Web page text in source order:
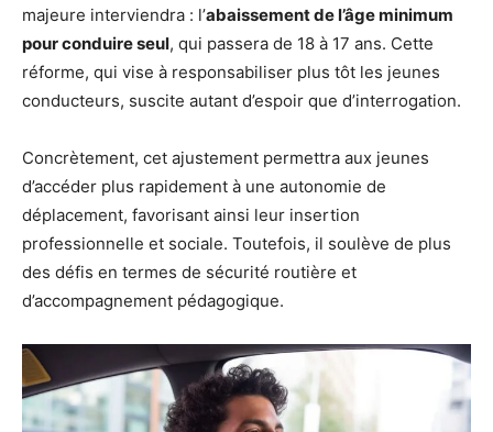
majeure interviendra : l’abaissement de l’âge minimum
pour conduire seul, qui passera de 18 à 17 ans. Cette
réforme, qui vise à responsabiliser plus tôt les jeunes
conducteurs, suscite autant d’espoir que d’interrogation.
Concrètement, cet ajustement permettra aux jeunes
d’accéder plus rapidement à une autonomie de
déplacement, favorisant ainsi leur insertion
professionnelle et sociale. Toutefois, il soulève de plus
des défis en termes de sécurité routière et
d’accompagnement pédagogique.